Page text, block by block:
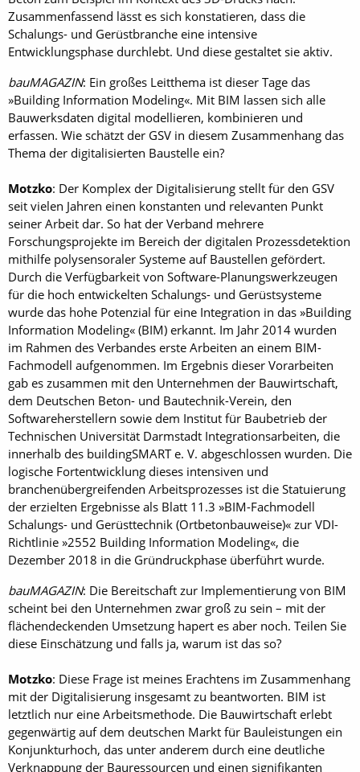
Zusammenfassend lässt es sich konstatieren, dass die
Schalungs- und Gerüstbranche eine intensive
Entwicklungsphase durchlebt. Und diese gestaltet sie aktiv.
bauMAGAZIN: Ein großes Leitthema ist dieser Tage das
»Building Information Modeling«. Mit BIM lassen sich alle
Bauwerksdaten digital modellieren, kombinieren und
erfassen. Wie schätzt der GSV in diesem Zusammenhang das
Thema der digitalisierten Baustelle ein?
Motzko: Der Komplex der Digitalisierung stellt für den GSV
seit vielen Jahren einen konstanten und relevanten Punkt
seiner Arbeit dar. So hat der Verband mehrere
Forschungsprojekte im Bereich der digitalen Prozessdetektion
mithilfe polysensoraler Systeme auf Baustellen gefördert.
Durch die Verfügbarkeit von Software-Planungswerkzeugen
für die hoch entwickelten Schalungs- und Gerüstsysteme
wurde das hohe Potenzial für eine Integration in das »Building
Information Modeling« (BIM) erkannt. Im Jahr 2014 wurden
im Rahmen des Verbandes erste Arbeiten an einem BIM-
Fachmodell aufgenommen. Im Ergebnis dieser Vorarbeiten
gab es zusammen mit den Unternehmen der Bauwirtschaft,
dem Deutschen Beton- und Bautechnik-Verein, den
Softwareherstellern sowie dem Institut für Baubetrieb der
Technischen Universität Darmstadt Integrationsarbeiten, die
innerhalb des building­SMART e. V. abgeschlossen wurden. Die
logische Fortentwicklung dieses intensiven und
branchenübergreifenden Arbeitsprozesses ist die Statuierung
der erzielten Ergebnisse als Blatt 11.3 »BIM-Fachmodell
Schalungs- und Gerüsttechnik (Ortbetonbauweise)« zur VDI-
Richtlinie »2552 Building Information Modeling«, die
Dezember 2018 in die Gründruckphase überführt wurde.
bauMAGAZIN: Die Bereitschaft zur Implementierung von BIM
scheint bei den Unternehmen zwar groß zu sein – mit der
flächendeckenden Umsetzung hapert es aber noch. Teilen Sie
diese Einschätzung und falls ja, warum ist das so?
Motzko: Diese Frage ist meines Erachtens im Zusammenhang
mit der Digitalisierung insgesamt zu beantworten. BIM ist
letztlich nur eine Arbeitsmethode. Die Bauwirtschaft erlebt
gegenwärtig auf dem deutschen Markt für Bauleistungen ein
Konjunkturhoch, das unter anderem durch eine deutliche
Verknappung der Bauressourcen und einen signifikanten